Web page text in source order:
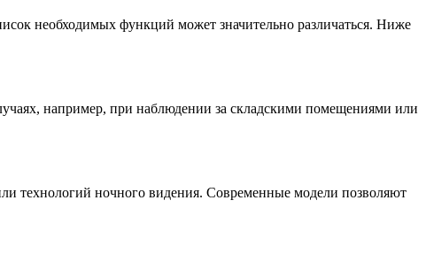
необходимых функций может значительно различаться. Ниже
например, при наблюдении за складскими помещениями или
технологий ночного видения. Современные модели позволяют